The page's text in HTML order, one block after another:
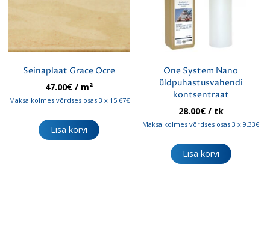
Seinaplaat Grace Ocre
47.00€ / m²
Maksa kolmes võrdses osas 3 x 15.67€
Lisa korvi
One System Nano
üldpuhastusvahendi
kontsentraat
28.00€/ tk
Maksa kolmes võrdses osas 3 x 9.33€
Lisa korvi